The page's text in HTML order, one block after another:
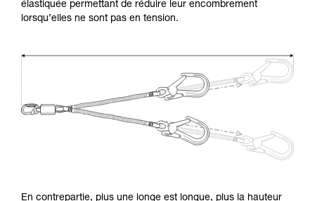
élastiquée permettant de réduire leur encombrement
lorsqu’elles ne sont pas en tension.
En contrepartie, plus une longe est longue, plus la hauteur